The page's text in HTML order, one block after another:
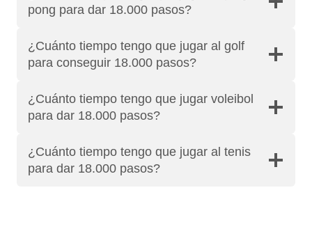
pong para dar 18.000 pasos?
¿Cuánto tiempo tengo que jugar al golf
para conseguir 18.000 pasos?
¿Cuánto tiempo tengo que jugar voleibol
para dar 18.000 pasos?
¿Cuánto tiempo tengo que jugar al tenis
para dar 18.000 pasos?